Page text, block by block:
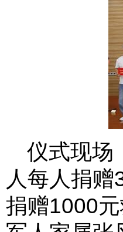
仪式现场
人每人捐
捐赠1000